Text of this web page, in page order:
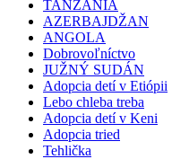
TANZÁNIA
AZERBAJDŽAN
ANGOLA
Dobrovoľníctvo
JUŽNÝ SUDÁN
Adopcia detí v Etiópii
Lebo chleba treba
Adopcia detí v Keni
Adopcia tried
Tehlička